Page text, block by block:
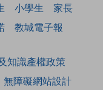
小學生
家長
教城電子報
知識產權政策
無障礙網站設計